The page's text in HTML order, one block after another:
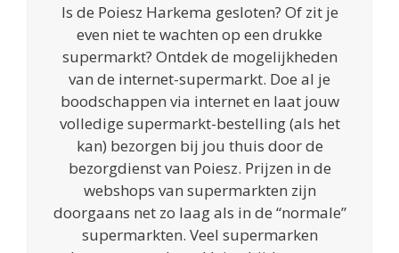
Is de Poiesz Harkema gesloten? Of zit je
even niet te wachten op een drukke
supermarkt? Ontdek de mogelijkheden
van de internet-supermarkt. Doe al je
boodschappen via internet en laat jouw
volledige supermarkt-bestelling (als het
kan) bezorgen bij jou thuis door de
bezorgdienst van Poiesz. Prijzen in de
webshops van supermarkten zijn
doorgaans net zo laag als in de “normale”
supermarkten. Veel supermarken